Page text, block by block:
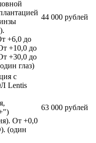
+6,0 до
+10,0 до
+30,0 до
глаз)
44 000 рублей
с
Lentis
От +0,0
(один
63 000 рублей